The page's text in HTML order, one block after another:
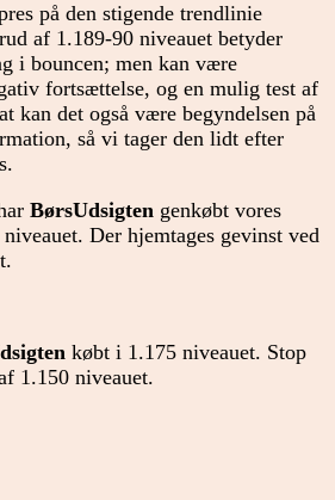
på den stigende trendlinie
af 1.189-90 niveauet betyder
i bouncen; men kan være
fortsættelse, og en mulig test af
kan det også være begyndelsen på
så vi tager den lidt efter
BørsUdsigten genkøbt vores
Der hjemtages gevinst ved
købt i 1.175 niveauet. Stop
1.150 niveauet.